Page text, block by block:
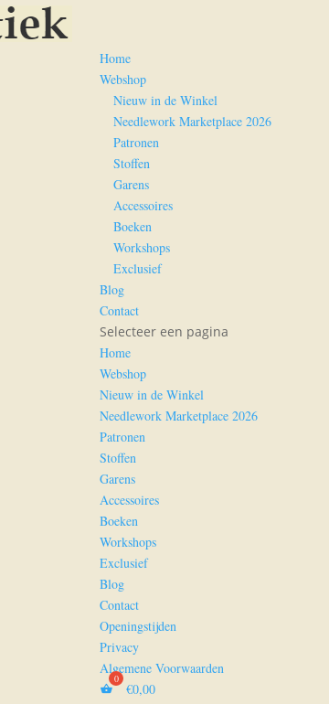
Home
Webshop
Nieuw in de Winkel
Needlework Marketplace 2026
Patronen
Stoffen
Garens
Accessoires
Boeken
Workshops
Exclusief
Blog
Contact
Selecteer een pagina
Home
Webshop
Nieuw in de Winkel
Needlework Marketplace 2026
Patronen
Stoffen
Garens
Accessoires
Boeken
Workshops
Exclusief
Blog
Contact
Openingstijden
Privacy
Algemene Voorwaarden
€0,00